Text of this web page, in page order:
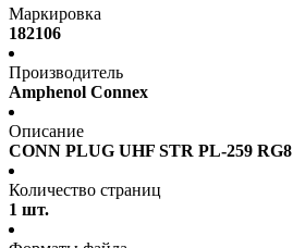
Маркировка
182106
Производитель
Amphenol Connex
Описание
CONN PLUG UHF STR PL-259 RG8
Количество страниц
1 шт.